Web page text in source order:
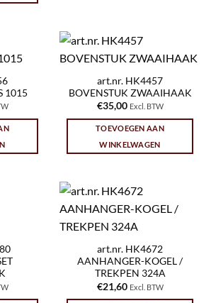
1015
art.nr. HK4457
BOVENSTUK ZWAAIHAAK
€35,00 Excl. BTW
TOEVOEGEN AAN
WINKELWAGEN
art.nr. HK4672
AANHANGER-KOGEL /
TREKPEN 324A
€21,60 Excl. BTW